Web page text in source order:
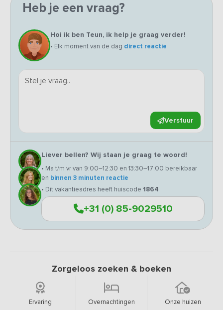
Heb je een vraag?
Hoi ik ben Teun, ik help je graag verder!
• Elk moment van de dag direct reactie
Verstuur
Liever bellen? Wij staan je graag te woord!
• Ma t/m vr van 9:00–12:30 en 13:30–17:00 bereikbaar
en binnen 3 minuten reactie
• Dit vakantieadres heeft huiscode 1864
+31 (0) 85-9029510
Zorgeloos zoeken & boeken
Ervaring Overnachtingen Onze huizen